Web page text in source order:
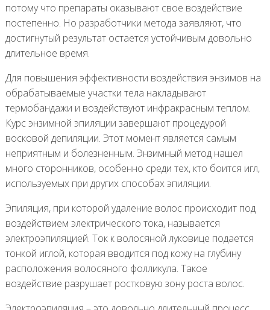
потому что препараты оказывают свое воздействие
постепенно. Но разработчики метода заявляют, что
достигнутый результат остается устойчивым довольно
длительное время.
Для повышения эффективности воздействия энзимов на
обрабатываемые участки тела накладывают
термобандажи и воздействуют инфракрасным теплом.
Курс энзимной эпиляции завершают процедурой
восковой депиляции. Этот момент является самым
неприятным и болезненным. Энзимный метод нашел
много сторонников, особенно среди тех, кто боится игл,
используемых при других способах эпиляции.
Эпиляция, при которой удаление волос происходит под
воздействием электрического тока, называется
электроэпиляцией. Ток к волосяной луковице подается
тонкой иглой, которая вводится под кожу на глубину
расположения волосяного фолликула. Такое
воздействие разрушает ростковую зону роста волос.